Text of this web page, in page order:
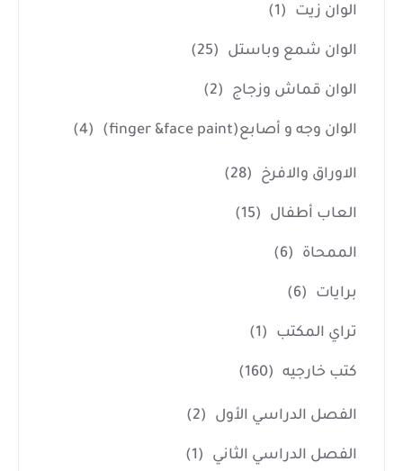
الوان زيت (1)
الوان شمع وباستل (25)
الوان قماش وزجاج (2)
الوان وجه و أصابع(finger &face paint) (4)
الاوراق والافرخ (28)
العاب أطفال (15)
الممحاة (6)
برايات (6)
تراي المكتب (1)
كتب خارجيه (160)
الفصل الدراسي الأول (2)
الفصل الدراسي الثاني (1)